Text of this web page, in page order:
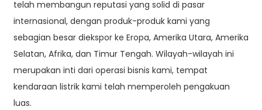
telah membangun reputasi yang solid di pasar
internasional, dengan produk-produk kami yang
sebagian besar diekspor ke Eropa, Amerika Utara, Amerika
Selatan, Afrika, dan Timur Tengah. Wilayah-wilayah ini
merupakan inti dari operasi bisnis kami, tempat
kendaraan listrik kami telah memperoleh pengakuan
luas.